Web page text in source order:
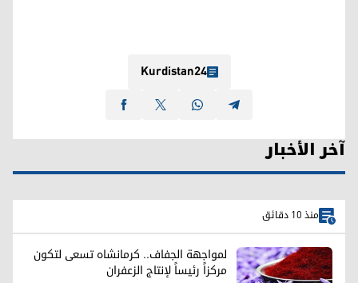
Kurdistan24
آخر الأخبار
منذ 10 دقائق
لمواجهة الجفاف.. كرمانشاه تسعى لتكون
مركزاً رئيساً لإنتاج الزعفران